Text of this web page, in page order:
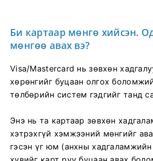
Би картаар мөнгө хийсэн.
мөнгөө авах вэ?
Visa/Mastercard нь зөвхөн
хөрөнгийг буцаан олгох
төлбөрийн систем гэдгийг танд
Энэ нь та картаар зөвхөн
хэтрэхгүй хэмжээний мөнгийг
гэсэн үг юм (анхны хадгаламжийн